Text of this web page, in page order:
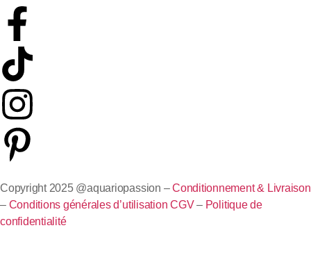
Copyright 2025 @aquariopassion –Conditionnement & Livraison
– Conditions générales d’utilisation CGV– Politique de
confidentialité